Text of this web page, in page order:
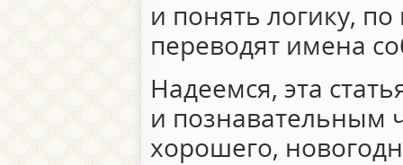
и понять логику,
переводят имена
Надеемся, эта
и познавательным
хорошего,